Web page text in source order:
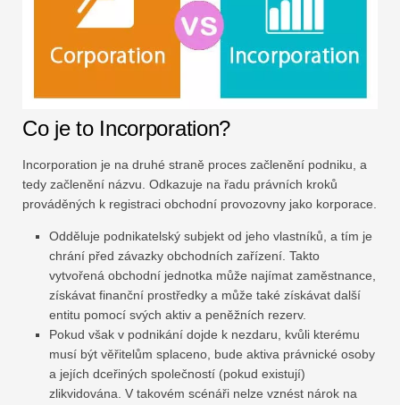
Co je to Incorporation?
Incorporation je na druhé straně proces začlenění podniku, a
tedy začlenění názvu. Odkazuje na řadu právních kroků
prováděných k registraci obchodní provozovny jako korporace.
Odděluje podnikatelský subjekt od jeho vlastníků, a tím je
chrání před závazky obchodních zařízení. Takto
vytvořená obchodní jednotka může najímat zaměstnance,
získávat finanční prostředky a může také získávat další
entitu pomocí svých aktiv a peněžních rezerv.
Pokud však v podnikání dojde k nezdaru, kvůli kterému
musí být věřitelům splaceno, bude aktiva právnické osoby
a jejích dceřiných společností (pokud existují)
zlikvidována. V takovém scénáři nelze vznést nárok na